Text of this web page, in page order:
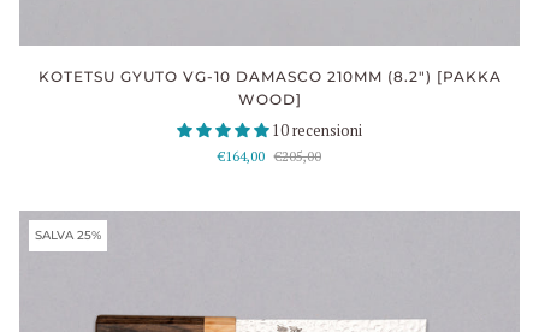
KOTETSU GYUTO VG-10 DAMASCO 210MM (8.2") [PAKKA
WOOD]
10 recensioni
€164,00 €205,00
SALVA 25%